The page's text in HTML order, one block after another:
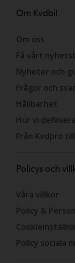
Om Kvdbil
Om oss
Få vårt
Nyheter och
Frågor och svar
Hållbarhet
Hur vi
Från Kvdpro
Policys och
Våra villkor
Policy &
Policy sociala